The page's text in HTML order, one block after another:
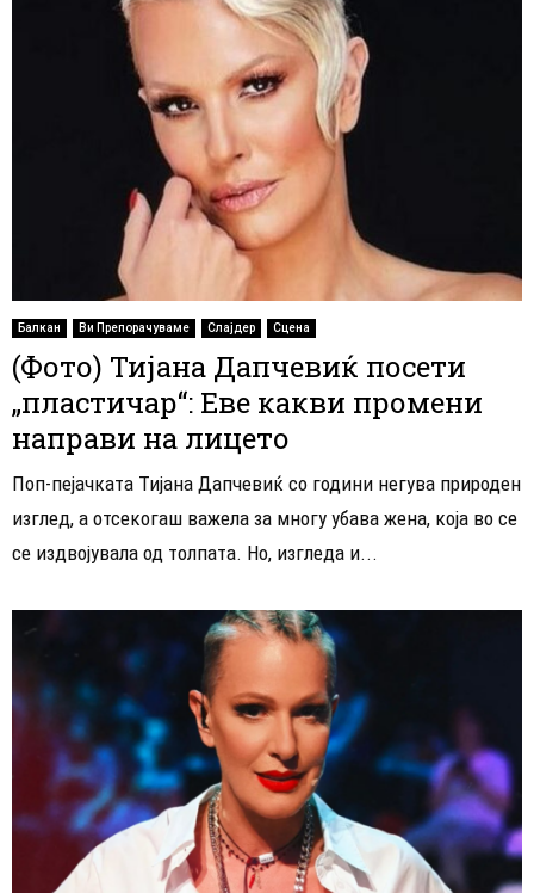
Балкан Ви Препорачуваме Слајдер Сцена
(Фото) Тијана Дапчевиќ посети
„пластичар“: Еве какви промени
направи на лицето
Поп-пејачката Тијана Дапчевиќ со години негува природен
изглед, а отсекогаш важела за многу убава жена, која во се
се издвојувала од толпата. Но, изгледа и...